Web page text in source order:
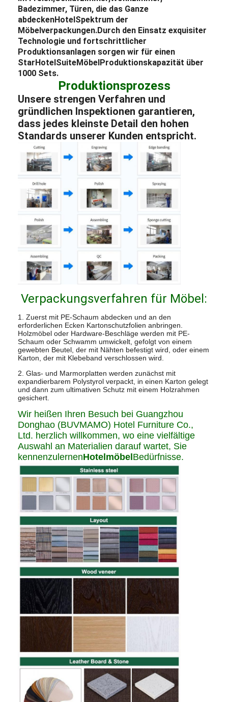
Badezimmer, Türen, die das Ganze
abdeckenHotelSpektrum der
Möbelverpackungen.Durch den Einsatz exquisiter
Technologie und fortschrittlicher
Produktionsanlagen sorgen wir für einen
StarHotelSuiteMöbelProduktionskapazität über
1000 Sets.
Produktionsprozess
Unsere strengen Verfahren und
gründlichen Inspektionen garantieren,
dass jedes kleinste Detail den hohen
Standards unserer Kunden entspricht.
Verpackungsverfahren für Möbel:
1. Zuerst mit PE-Schaum abdecken und an den
erforderlichen Ecken Kartonschutzfolien anbringen.
Holzmöbel oder Hardware-Beschläge werden mit PE-
Schaum oder Schwamm umwickelt, gefolgt von einem
gewebten Beutel, der mit Nähten befestigt wird, oder einem
Karton, der mit Klebeband verschlossen wird.
2. Glas- und Marmorplatten werden zunächst mit
expandierbarem Polystyrol verpackt, in einen Karton gelegt
und dann zum ultimativen Schutz mit einem Holzrahmen
gesichert.
Wir heißen Ihren Besuch bei Guangzhou
Donghao (BUVMAMO) Hotel Furniture Co.,
Ltd. herzlich willkommen, wo eine vielfältige
Auswahl an Materialien darauf wartet, Sie
kennenzulernenHotelmöbel Bedürfnisse.